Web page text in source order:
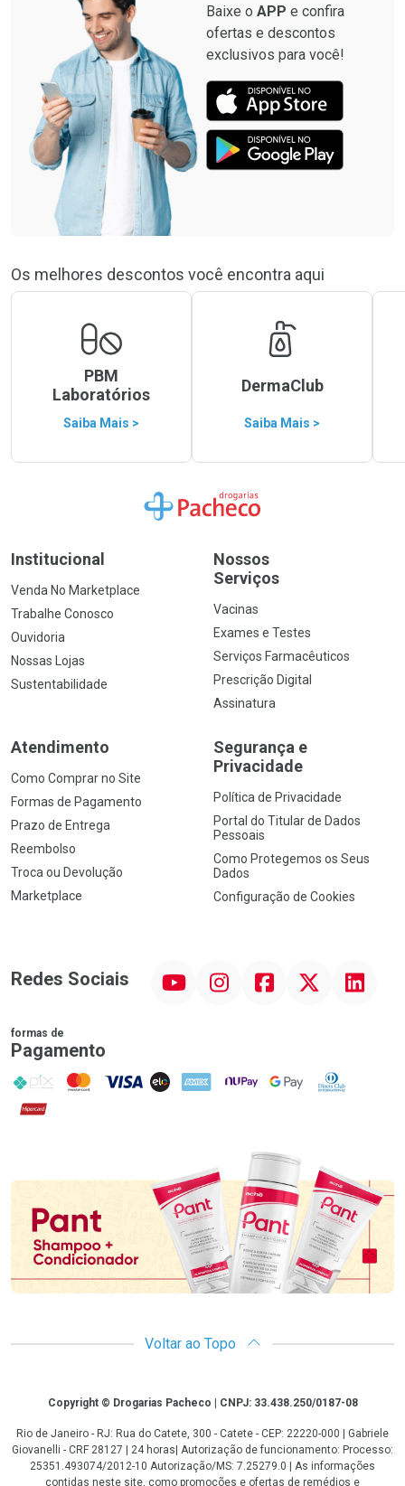
Baixe o APP e confira
ofertas e descontos
exclusivos para você!
Os melhores descontos você encontra aqui
PBM
Laboratórios
Saiba Mais >
DermaClub
Saiba Mais >
Ir para a Home
Institucional
Venda No Marketplace
Trabalhe Conosco
Ouvidoria
Nossas Lojas
Sustentabilidade
Nossos
Serviços
Vacinas
Exames e Testes
Serviços Farmacêuticos
Prescrição Digital
Assinatura
Atendimento
Como Comprar no Site
Formas de Pagamento
Prazo de Entrega
Reembolso
Troca ou Devolução
Marketplace
Segurança e
Privacidade
Política de Privacidade
Portal do Titular de Dados
Pessoais
Como Protegemos os Seus
Dados
Configuração de Cookies
Redes Sociais InstagramFacebook Linkedin
formas de
Pagamento
PIX MasterCard
VISA ELO AMEX NuPay Google PayDiners Club
Hipercard
Promoção em Destaque
Voltar ao Topo
CopyrightCopyright © Drogarias Pacheco | CNPJ: 33.438.250/0187-08
Rio de Janeiro - RJ: Rua do Catete, 300 - Catete - CEP: 22220-000 | Gabriele
Giovanelli - CRF 28127 | 24 horas| Autorização de funcionamento: Processo:
25351.493074/2012-10 Autorização/MS: 7.25279.0 | As informações
contidas neste site, como promoções e ofertas de remédios e